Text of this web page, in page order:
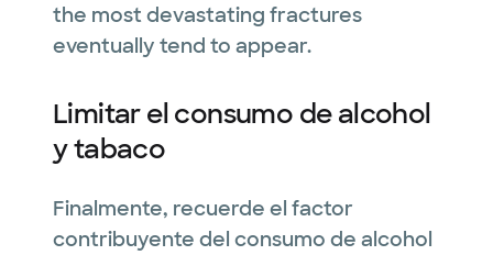
the most devastating fractures
eventually tend to appear.
Limitar el consumo de alcohol
y tabaco
Finalmente, recuerde el factor
contribuyente del consumo de alcohol